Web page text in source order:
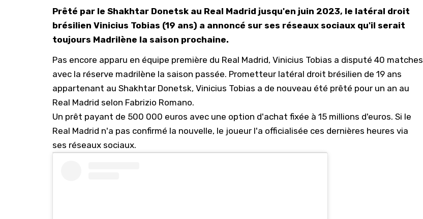
Prêté par le Shakhtar Donetsk au Real Madrid jusqu'en juin 2023, le latéral droit
brésilien Vinicius Tobias (19 ans) a annoncé sur ses réseaux sociaux qu'il serait
toujours Madrilène la saison prochaine.
Pas encore apparu en équipe première du Real Madrid, Vinicius Tobias a disputé 40 matches
avec la réserve madrilène la saison passée. Prometteur latéral droit brésilien de 19 ans
appartenant au Shakhtar Donetsk, Vinicius Tobias a de nouveau été prêté pour un an au
Real Madrid selon Fabrizio Romano.
Un prêt payant de 500 000 euros avec une option d'achat fixée à 15 millions d'euros. Si le
Real Madrid n'a pas confirmé la nouvelle, le joueur l'a officialisée ces dernières heures via
ses réseaux sociaux.